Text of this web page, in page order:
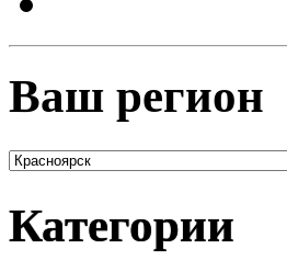
Ваш регион
Категории